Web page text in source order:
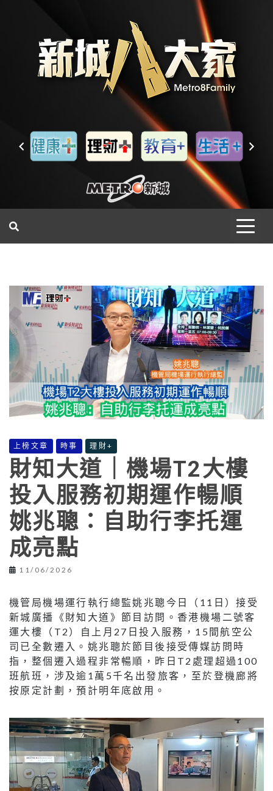
上榜文章 時事 理財+
財知大道｜機場T2大樓
投入服務初期運作暢順
姚兆聰：自助行李托運
成亮點
11/06/2026
機管局機場運行執行總監姚兆聰今日（11日）接受
新城廣播《財知大道》節目訪問。香港機場二號客
運大樓（T2）自上月27日投入服務，15間航空公
司已全數遷入。姚兆聰於節目後接受傳媒訪問時
指，整個遷入過程非常暢順，昨日T2處理超過100
班航班，涉及逾1萬5千名出發旅客，至於登機廊將
按原定計劃，預計明年底啟用。